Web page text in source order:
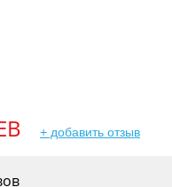
+ добавить отзыв